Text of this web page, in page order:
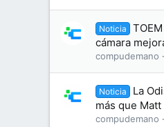
Noticia
cámara
compudemano
Noticia
La
más que
compudemano